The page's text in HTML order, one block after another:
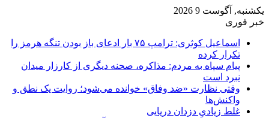
یکشنبه, آگوست 9 2026
خبر فوری
اسماعیل کوثری: ترامپ ۷۵ بار ادعای باز بودن تنگه هرمز را
تکرار کرده
پیام سپاه به مردم: مذاکره، صحنه دیگری از کارزار میدان
نبرد است
وقتی نظارت «ضد وفاق» خوانده می‌شود؛ روایت یک نطق و
واکنش‌ها
غلط زیادیِ دزدان دریایی